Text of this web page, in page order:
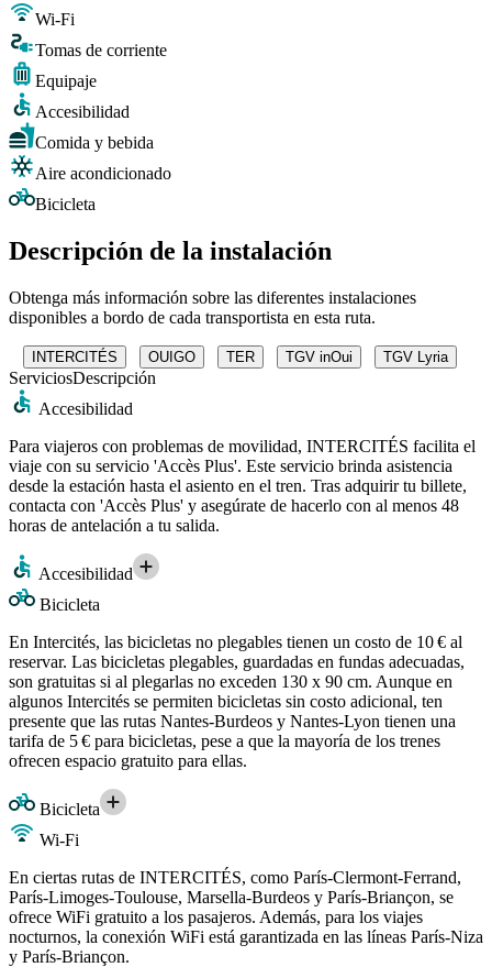
Wi-Fi
Tomas de corriente
Equipaje
Accesibilidad
Comida y bebida
Aire acondicionado
Bicicleta
Descripción de la instalación
Obtenga más información sobre las diferentes instalaciones
disponibles a bordo de cada transportista en esta ruta.
INTERCITÉS OUIGO TER TGV inOui TGV Lyria
ServiciosDescripción
Accesibilidad
Para viajeros con problemas de movilidad, INTERCITÉS facilita el
viaje con su servicio 'Accès Plus'. Este servicio brinda asistencia
desde la estación hasta el asiento en el tren. Tras adquirir tu billete,
contacta con 'Accès Plus' y asegúrate de hacerlo con al menos 48
horas de antelación a tu salida.
Accesibilidad
Bicicleta
En Intercités, las bicicletas no plegables tienen un costo de 10 € al
reservar. Las bicicletas plegables, guardadas en fundas adecuadas,
son gratuitas si al plegarlas no exceden 130 x 90 cm. Aunque en
algunos Intercités se permiten bicicletas sin costo adicional, ten
presente que las rutas Nantes-Burdeos y Nantes-Lyon tienen una
tarifa de 5 € para bicicletas, pese a que la mayoría de los trenes
ofrecen espacio gratuito para ellas.
Bicicleta
Wi-Fi
En ciertas rutas de INTERCITÉS, como París-Clermont-Ferrand,
París-Limoges-Toulouse, Marsella-Burdeos y París-Briançon, se
ofrece WiFi gratuito a los pasajeros. Además, para los viajes
nocturnos, la conexión WiFi está garantizada en las líneas París-Niza
y París-Briançon.